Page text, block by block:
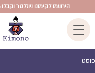
הירשמו לקימונו ניוזלטר וקבלו 5% הנחה בחנות
פוסט